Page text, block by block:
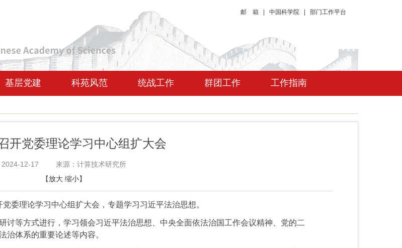
邮 箱 中国科学院 部门工作平台
基层党建 科苑风范 统战工作 群团工作 工作指南
开党委理论学习中心组扩大会
2024-12-17
来源：计算技术研究所
【放大 缩小】
委理论学习中心组扩大会，专题学习习近平法治思想。
讨等方式进行，学习领会习近平法治思想、中央全面依法治国工作会议精神、党的二
治体系的重要论述等内容。